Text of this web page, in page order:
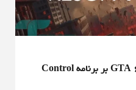
طراح ارشد گیم پلی تاثیر عرضه GTA 6 بر برنامه Control